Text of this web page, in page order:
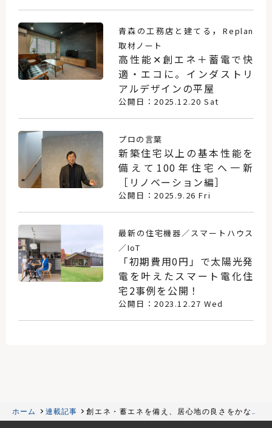
青森の工務店と建てる ，Replan
取材ノート
高性能✕創エネ＋蓄電で快
適・エコに。インダストリ
アルデザインの平屋
公開日：2025.12.20 Sat
プロの言葉
新築住宅以上の基本性能を
備えて100年住宅へ一新
［リノベーション編］
公開日：2025.9.26 Fri
最新の住宅機器／スマートハウス
／IoT
「初期費用0円」で太陽光発
電を叶えたスマート電化住
宅2事例を公開！
公開日：2023.12.27 Wed
ホーム 連載記事
創エネ・蓄エネを備え、居心地の良さをかなえ
た高性能GX志向型住宅